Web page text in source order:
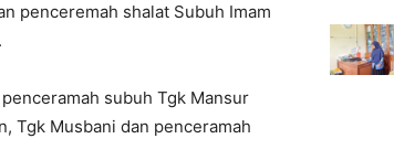
penceremah shalat Subuh Imam
subuh Tgk Mansur
Tgk Musbani dan penceramah